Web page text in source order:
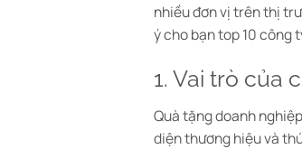
nhiều đơn vị trên thị
ý cho bạn top 10 công
1. Vai trò của
Quà tặng doanh
diện thương hiệu và